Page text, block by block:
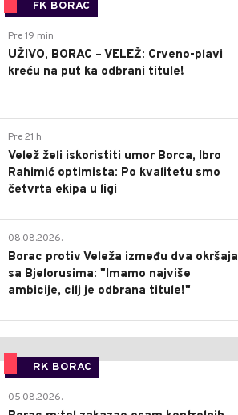
FK BORAC
Pre 19 min
UŽIVO, BORAC – VELEŽ: Crveno-plavi
kreću na put ka odbrani titule!
Pre 21 h
Velež želi iskoristiti umor Borca, Ibro
Rahimić optimista: Po kvalitetu smo
četvrta ekipa u ligi
08.08.2026.
Borac protiv Veleža između dva okršaja
sa Bjelorusima: "Imamo najviše
ambicije, cilj je odbrana titule!"
RK BORAC
05.08.2026.